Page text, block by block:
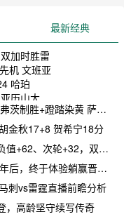
最新经典
胜+蹬踏染黄 萨卡献助攻
金秋17+8 贺希宁18分
+32，双数据领跑骑士全队
终于体验躺赢晋级滋味
刺vs雷霆直播前瞻分析
，高龄坚守续写传奇